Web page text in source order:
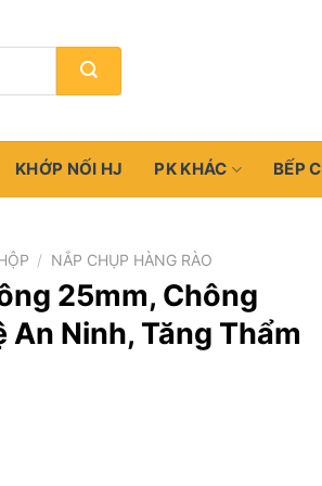
KHỚP NỐI HJ PK KHÁC BẾP
/ NẮP CHỤP HÀNG RÀO
25mm, Chông
An Ninh, Tăng Thẩm